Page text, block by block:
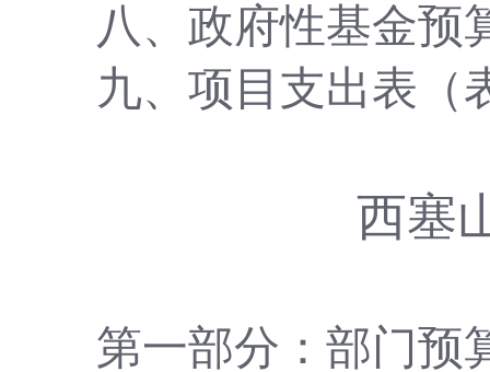
八、政府性基金预
九、项目支出表（
西塞
第一部分：部门预